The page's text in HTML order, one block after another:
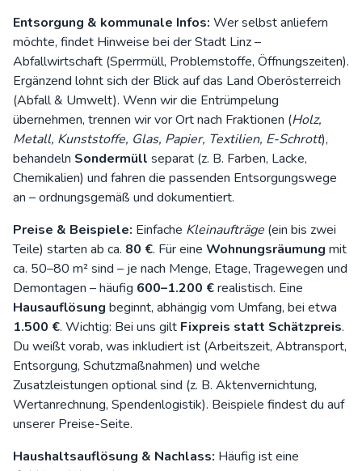
Entsorgung & kommunale Infos: Wer selbst anliefern
möchte, findet Hinweise bei derStadt Linz –
Abfallwirtschaft (Sperrmüll, Problemstoffe, Öffnungszeiten).
Ergänzend lohnt sich der Blick auf das Land Oberösterreich
(Abfall & Umwelt). Wenn wir die Entrümpelung
übernehmen, trennen wir vor Ort nach Fraktionen (Holz,
Metall, Kunststoffe, Glas, Papier, Textilien, E-Schrott),
behandeln Sondermüll separat (z. B. Farben, Lacke,
Chemikalien) und fahren die passenden Entsorgungswege
an – ordnungsgemäß und dokumentiert.
Preise & Beispiele: Einfache Kleinaufträge (ein bis zwei
Teile) starten ab ca. 80 €. Für eine Wohnungsräumung mit
ca. 50–80 m² sind – je nach Menge, Etage, Tragewegen und
Demontagen – häufig 600–1.200 €realistisch. Eine
Hausauflösung beginnt, abhängig vom Umfang, bei etwa
1.500 €. Wichtig: Bei uns gilt Fixpreis statt Schätzpreis.
Du weißt vorab, was inkludiert ist (Arbeitszeit, Abtransport,
Entsorgung, Schutzmaßnahmen) und welche
Zusatzleistungen optional sind (z. B. Aktenvernichtung,
Wertanrechnung, Spendenlogistik). Beispiele findest du auf
unserer Preise-Seite.
Haushaltsauflösung & Nachlass: Häufig ist eine